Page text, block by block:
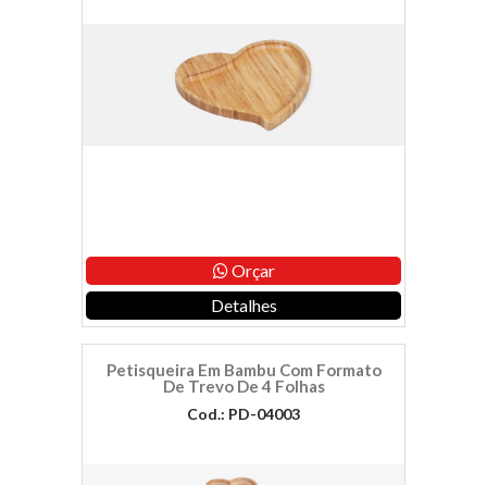
Orçar
Detalhes
Petisqueira Em Bambu Com Formato
De Trevo De 4 Folhas
Cod.: PD-04003